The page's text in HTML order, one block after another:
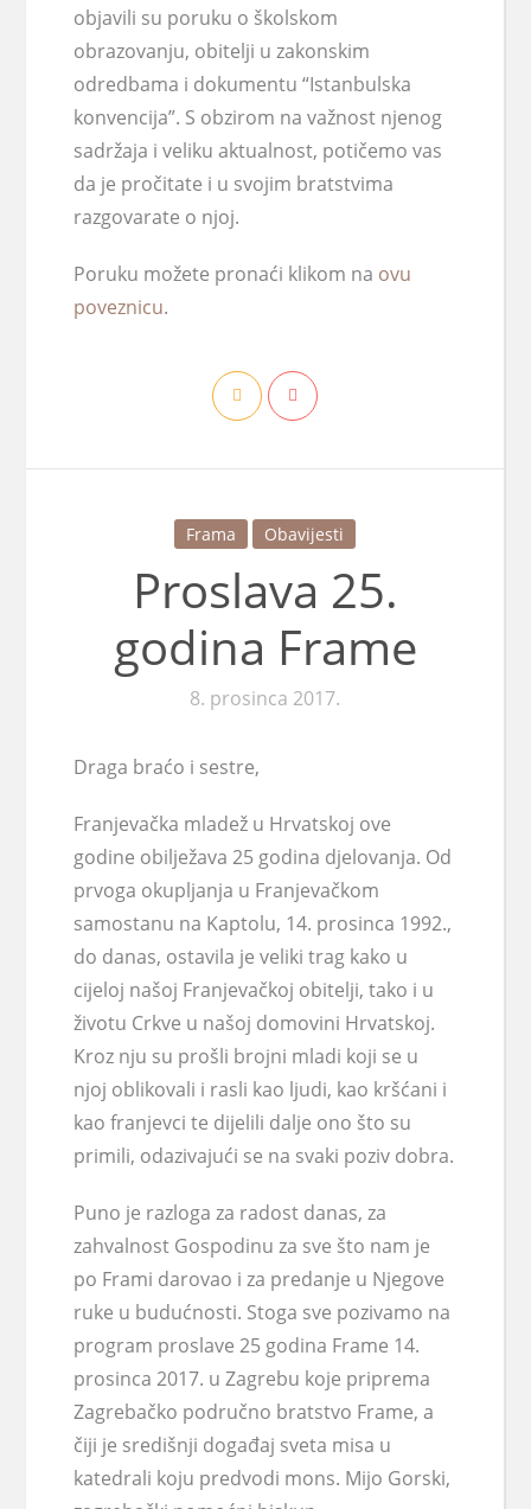
objavili su poruku o školskom
obrazovanju, obitelji u zakonskim
odredbama i dokumentu “Istanbulska
konvencija”. S obzirom na važnost njenog
sadržaja i veliku aktualnost, potičemo vas
da je pročitate i u svojim bratstvima
razgovarate o njoj.
Poruku možete pronaći klikom na ovu
poveznicu.
Frama Obavijesti
Proslava 25.
godina Frame
8. prosinca 2017.
Draga braćo i sestre,
Franjevačka mladež u Hrvatskoj ove
godine obilježava 25 godina djelovanja. Od
prvoga okupljanja u Franjevačkom
samostanu na Kaptolu, 14. prosinca 1992.,
do danas, ostavila je veliki trag kako u
cijeloj našoj Franjevačkoj obitelji, tako i u
životu Crkve u našoj domovini Hrvatskoj.
Kroz nju su prošli brojni mladi koji se u
njoj oblikovali i rasli kao ljudi, kao kršćani i
kao franjevci te dijelili dalje ono što su
primili, odazivajući se na svaki poziv dobra.
Puno je razloga za radost danas, za
zahvalnost Gospodinu za sve što nam je
po Frami darovao i za predanje u Njegove
ruke u budućnosti. Stoga sve pozivamo na
program proslave 25 godina Frame 14.
prosinca 2017. u Zagrebu koje priprema
Zagrebačko područno bratstvo Frame, a
čiji je središnji događaj sveta misa u
katedrali koju predvodi mons. Mijo Gorski,